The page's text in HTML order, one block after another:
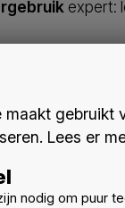
maakt
Lees er
nodig om puur
expert:
op
Retrofit Lab (